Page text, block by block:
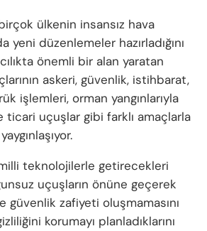
ülkenin insansız hava
yeni düzenlemeler hazırladığını
önemli bir alan yaratan
askeri, güvenlik, istihbarat,
işlemleri, orman yangınlarıyla
ticari uçuşlar gibi farklı amaçlarla
teknolojilerle getirecekleri
uçuşların önüne geçerek
güvenlik zafiyeti oluşmamasını
korumayı planladıklarını